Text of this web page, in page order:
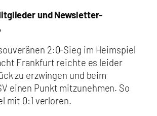
und Newsletter-
2:0-Sieg im Heimspiel
Frankfurt reichte es leider
zu erzwingen und beim
einen Punkt mitzunehmen. So
mit 0:1 verloren.